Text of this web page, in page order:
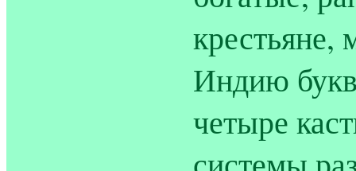
крестьяне,
Индию
четыре